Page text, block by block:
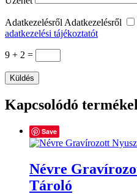
Adatkezelésről Adatkezelésről
adatkezelési tájékoztatót
9 + 2 =
Küldés
Kapcsolódó
Save
Névre
Tároló